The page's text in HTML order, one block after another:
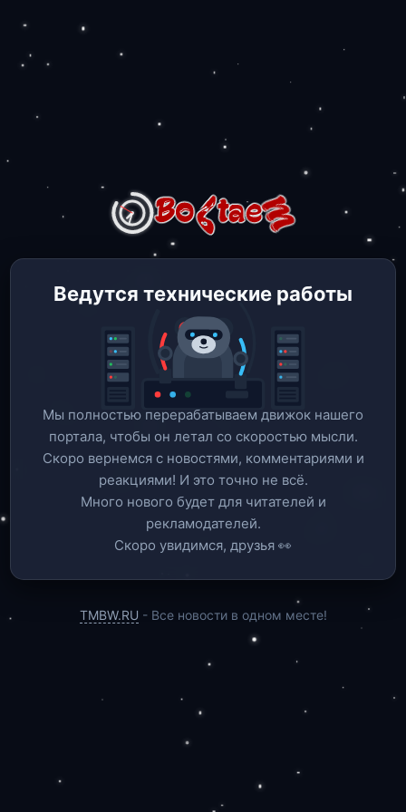
Ведутся технические работы
Мы полностью перерабатываем движок нашего
портала, чтобы он летал со скоростью мысли.
Скоро вернемся c новостями, комментариями и
реакциями! И это точно не всё.
Много нового будет для читателей и
рекламодателей.
Скоро увидимся, друзья 👀
TMBW.RU - Все новости в одном месте!